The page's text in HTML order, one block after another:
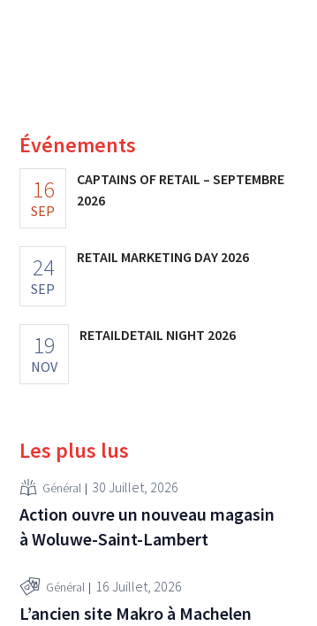
Événements
16
SEP
CAPTAINS OF RETAIL – SEPTEMBRE
2026
24
SEP
RETAIL MARKETING DAY 2026
19
NOV
RETAILDETAIL NIGHT 2026
Les plus lus
Général 30 Juillet, 2026
Action ouvre un nouveau magasin
à Woluwe-Saint-Lambert
Général 16 Juillet, 2026
L’ancien site Makro à Machelen